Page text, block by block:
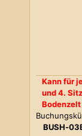
Kann für
und 4.
BUSH-